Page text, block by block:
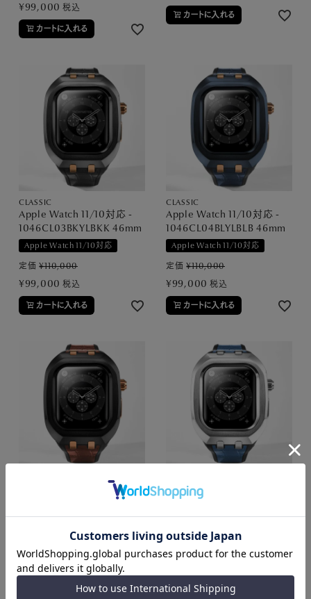
¥99,000 税込
カートに入れる
カートに入れる
CLASSIC
Apple Watch 11/10対応 -
1046CL03BKYLBKK 46mm
Apple Watch 11/10対応
定価 ¥110,000
¥99,000 税込
カートに入れる
CLASSIC
Apple Watch 11/10対応 -
1046CL04BLYLBLB 46mm
Apple Watch 11/10対応
定価 ¥110,000
¥99,000 税込
カートに入れる
Apple Watch 11/10対応 -
46mm
Apple Watch 11/10対応
定価 ¥110,000
¥99,000 税込
在庫切れ
Apple Watch 11/10対応 -
定価 ¥93,500
¥84,150 税込